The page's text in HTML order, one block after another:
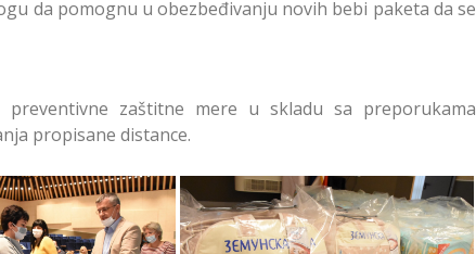
da pomognu u obezbeđivanju novih bebi paketa da se
zaštitne mere u skladu sa preporukama
propisane distance.